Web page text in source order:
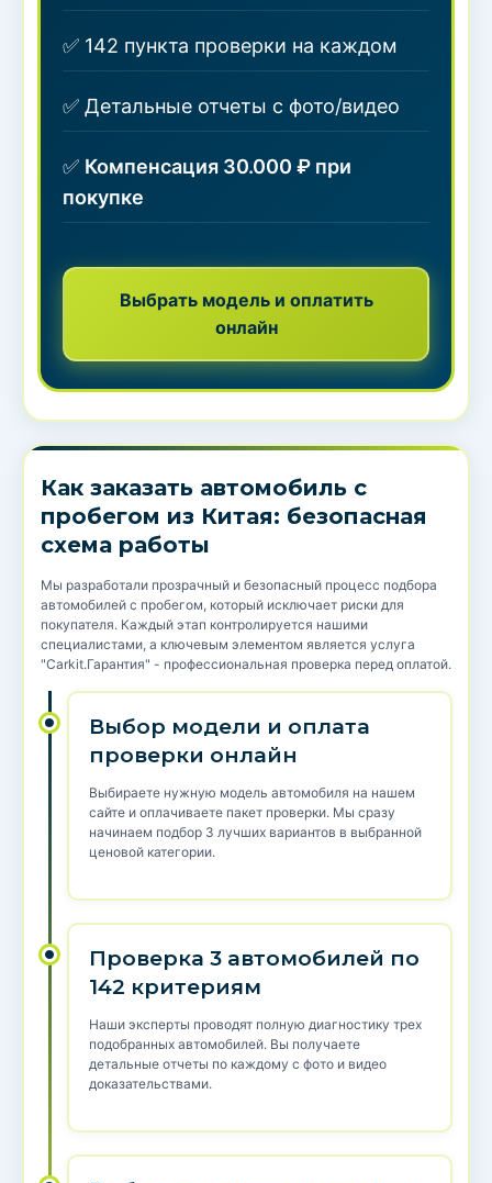
✅ 142 пункта проверки на каждом
✅ Детальные отчеты с фото/видео
✅ Компенсация 30.000 ₽ при
покупке
Выбрать модель и оплатить
онлайн
Как заказать автомобиль с
пробегом из Китая: безопасная
схема работы
Мы разработали прозрачный и безопасный процесс подбора
автомобилей с пробегом, который исключает риски для
покупателя. Каждый этап контролируется нашими
специалистами, а ключевым элементом является услуга
"Carkit.Гарантия" - профессиональная проверка перед оплатой.
Выбор модели и оплата
проверки онлайн
Выбираете нужную модель автомобиля на нашем
сайте и оплачиваете пакет проверки. Мы сразу
начинаем подбор 3 лучших вариантов в выбранной
ценовой категории.
Проверка 3 автомобилей по
142 критериям
Наши эксперты проводят полную диагностику трех
подобранных автомобилей. Вы получаете
детальные отчеты по каждому с фото и видео
доказательствами.